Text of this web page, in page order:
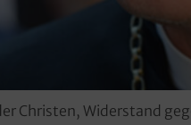
Christen, Widerstand